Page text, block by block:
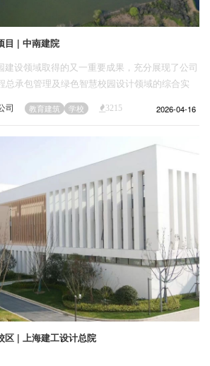
目 | 中南建院
建设领域取得的又一重要成果，充分展现了公司
总承包管理及绿色智慧校园设计领域的综合实
司 教育建筑 学校 3215 2026-04-16
区 | 上海建工设计总院